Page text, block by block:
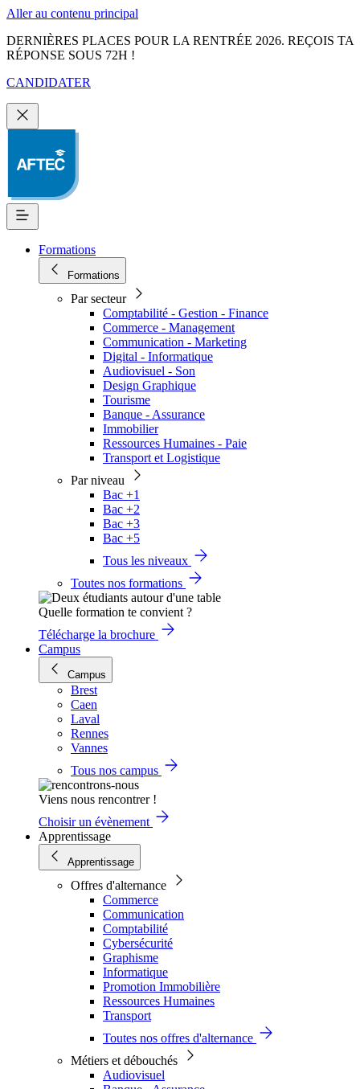
Aller au contenu principal
DERNIÈRES PLACES POUR LA RENTRÉE 2026. REÇOIS TA
RÉPONSE SOUS 72H !
CANDIDATER
Formations
Formations
Par secteur
Comptabilité - Gestion - Finance
Commerce - Management
Communication - Marketing
Digital - Informatique
Audiovisuel - Son
Design Graphique
Tourisme
Banque - Assurance
Immobilier
Ressources Humaines - Paie
Transport et Logistique
Par niveau
Bac +1
Bac +2
Bac +3
Bac +5
Tous les niveaux
Toutes nos formations
Quelle formation te convient ?
Télécharge la brochure
Campus
Campus
Brest
Caen
Laval
Rennes
Vannes
Tous nos campus
Viens nous rencontrer !
Choisir un évènement
Apprentissage
Apprentissage
Offres d'alternance
Commerce
Communication
Comptabilité
Cybersécurité
Graphisme
Informatique
Promotion Immobilière
Ressources Humaines
Transport
Toutes nos offres d'alternance
Métiers et débouchés
Audiovisuel